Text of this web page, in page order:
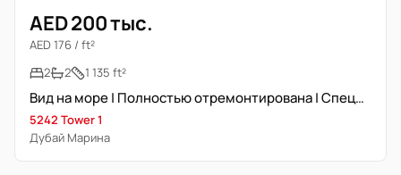
AED 200 тыс.
AED 176 / ft²
2
2 1 135 ft²
Вид на море | Полностью отремонтирована | Специалист по зданиям
5242 Tower 1
Дубай Марина